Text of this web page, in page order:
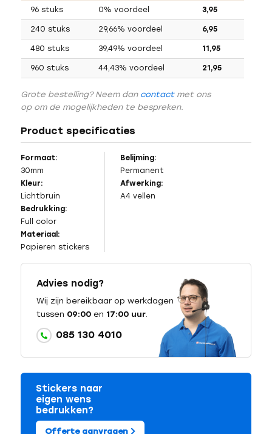
96 stuks 0% voordeel 3,95
240 stuks 29,66% voordeel 6,95
480 stuks 39,49% voordeel 11,95
960 stuks 44,43% voordeel 21,95
Grote bestelling? Neem dan contactmet ons
op om de mogelijkheden te bespreken.
Product specificaties
Formaat:
30mm
Kleur:
Lichtbruin
Bedrukking:
Full color
Materiaal:
Papieren stickers
Belijming:
Permanent
Afwerking:
A4 vellen
Advies nodig?
Wij zijn bereikbaar op werkdagen
tussen 09:00en 17:00 uur.
085 130 4010
Stickers naar
eigen wens
bedrukken?
Offerte aanvragen